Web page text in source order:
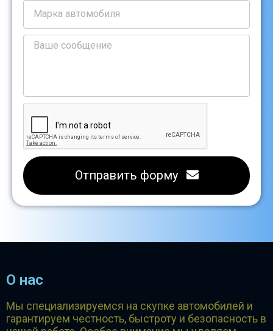
Отправить форму
О нас
Мы специализируемся на скупке автомобилей и
гарантируем честность, быстроту и безопасность в